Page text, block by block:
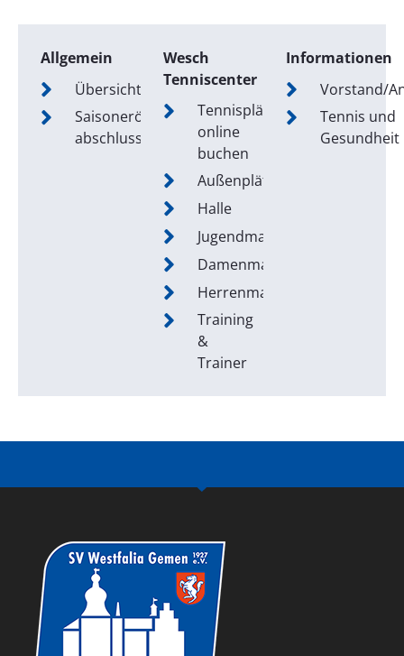
Allgemein
Übersicht
Saisoneröffnung/-
abschluss
Wesch
Tenniscenter
Tennisplätze
online
buchen
Außenplätze
Halle
Jugendmannschaften
Damenmannschaften
Herrenmannschaften
Training
&
Trainer
Informationen
Vorstand/
Tennis und
Gesundheit